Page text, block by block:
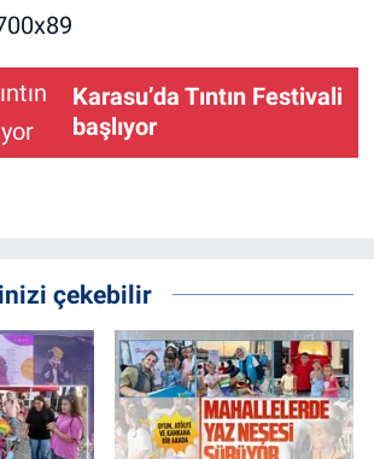
Karasu’da Tıntın Festivali
başlıyor
çekebilir